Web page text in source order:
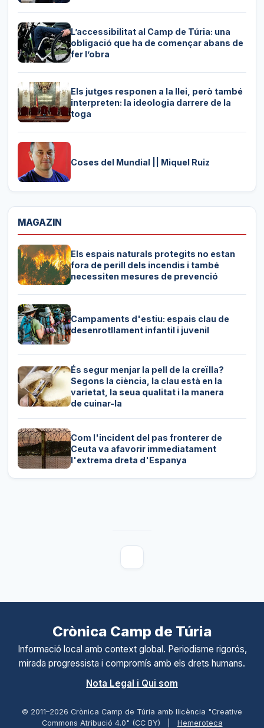
L’accessibilitat al Camp de Túria: una
obligació que ha de començar abans de
fer l’obra
Els jutges responen a la llei, però també
interpreten: la ideologia darrere de la
toga
Coses del Mundial || Miquel Ruiz
MAGAZIN
Els espais naturals protegits no estan
fora de perill dels incendis i també
necessiten mesures de prevenció
Campaments d'estiu: espais clau de
desenrotllament infantil i juvenil
És segur menjar la pell de la creïlla?
Segons la ciència, la clau està en la
varietat, la seua qualitat i la manera
de cuinar-la
Com l'incident del pas fronterer de
Ceuta va afavorir immediatament
l'extrema dreta d'Espanya
Crònica Camp de Túria
Informació local amb context global. Periodisme rigorós,
mirada progressista i compromís amb els drets humans.
Nota Legal i Qui som
© 2011–2026 Crònica Camp de Túria amb llicència "Creative
Commons Atribució 4.0" (CC BY)
Hemeroteca